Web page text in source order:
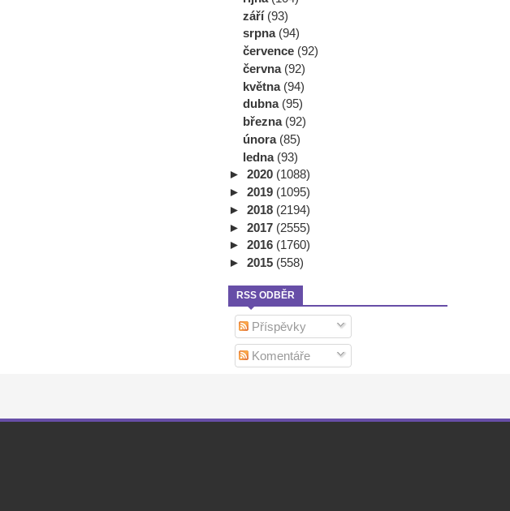
září (93)
srpna (94)
července (92)
června (92)
května (94)
dubna (95)
března (92)
února (85)
ledna (93)
► 2020 (1088)
► 2019 (1095)
► 2018 (2194)
► 2017 (2555)
► 2016 (1760)
► 2015 (558)
RSS ODBĚR
Příspěvky
Komentáře